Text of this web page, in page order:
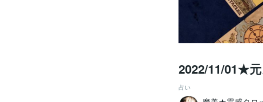
2022/11/01★
占い